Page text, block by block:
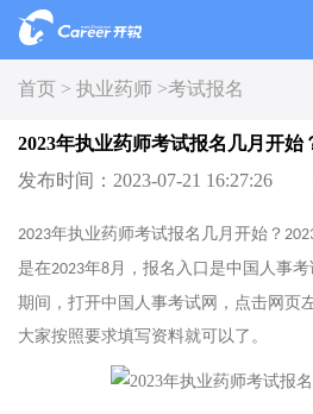
首页 > 执业药师 >考试报名
2023年执业药师考试报名几月开始
发布时间：2023-07-21 16:27:26
2023年执业药师考试报名几月开始？
是在2023年8月，报名入口是中国人事
期间，打开中国人事考试网，点击网页
大家按照要求填写资料就可以了。